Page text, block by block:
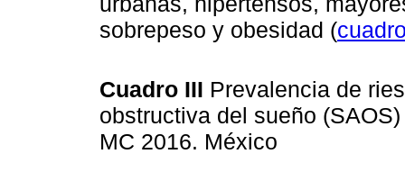
sobrepeso y obesidad (
Cuadro III Prevalencia de
obstructiva del sueño
MC 2016. México